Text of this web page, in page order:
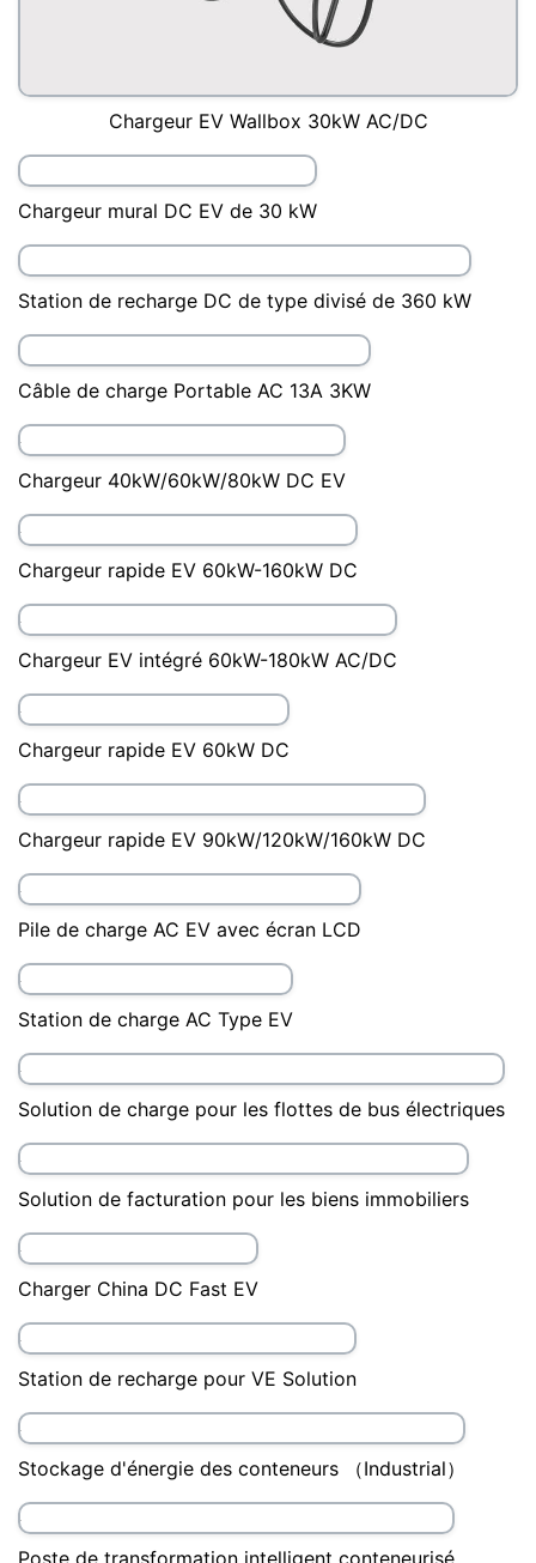
Station de charge de 300 kW de type DC EV
Chargeur EV Wallbox 30kW AC/DC
Chargeur mural DC EV de 30 kW
Station de recharge DC de type divisé de 360 kW
Câble de charge Portable AC 13A 3KW
Chargeur 40kW/60kW/80kW DC EV
Chargeur rapide EV 60kW-160kW DC
Chargeur EV intégré 60kW-180kW AC/DC
Chargeur rapide EV 60kW DC
Chargeur rapide EV 90kW/120kW/160kW DC
Pile de charge AC EV avec écran LCD
Station de charge AC Type EV
Solution de charge pour les flottes de bus électriques
Solution de facturation pour les biens immobiliers